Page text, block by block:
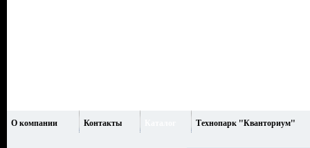
О компании Контакты Технопарк "Кванториум"